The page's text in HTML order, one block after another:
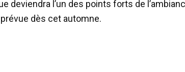
deviendra l’un des points forts de
dès cet automne.